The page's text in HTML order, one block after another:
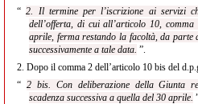
“2. Il termine per l’iscrizione ai servizi
dell’offerta, di cui all’articolo 10,
aprile, ferma restando la facoltà, da parte
successivamente a tale data. ”.
2. Dopo il comma 2 dell’articolo 10 bis del
“ 2 bis. Con deliberazione della Giunta
scadenza successiva a quella del 30 aprile.